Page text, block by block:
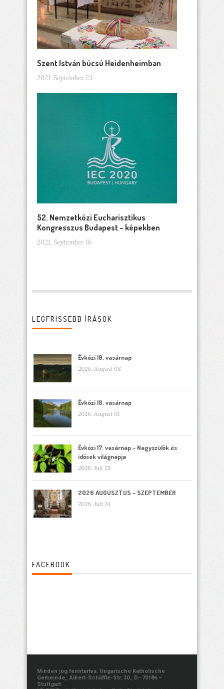
Szent István búcsú Heidenheimban
2021. September 23
52. Nemzetközi Eucharisztikus
Kongresszus Budapest – képekben
2021. September 16
LEGFRISSEBB ÍRÁSOK
Évközi 19. vasárnap
2026. August 08
Évközi 18. vasárnap
2026. August 01
Évközi 17. vasárnap – Nagyszülők és
idősek világnapja
2026. Juli 25
2026 AUGUSZTUS – SZEPTEMBER
2026. Juli 24
FACEBOOK
Minden jog fenntartva. Ungarische Katholische
Gemeinde, Albert-Schäffle-Str. 30., D–70186 –
Stuttgart